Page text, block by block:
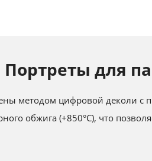
Портреты для
методом цифровой деколи с
обжига (+850°С), что